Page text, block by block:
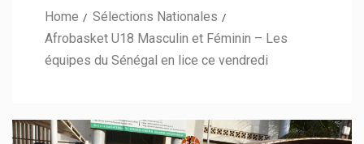
Home
Sélections Nationales
Afrobasket U18 Masculin et Féminin – Les
équipes du Sénégal en lice ce vendredi